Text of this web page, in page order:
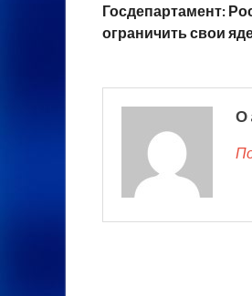
Госдепартамент:
ограничить свои
О